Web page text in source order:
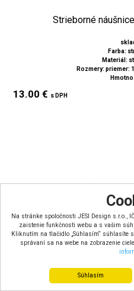
Na stránke spoločnosti JESI Design s.r.o.,
zaistenie funkčnosti webu a s vašim
Kliknutím na tlačidlo „Súhlasím“ súhlasíte
správaní sa na webe na zobrazenie
Súhlasím
Strieborné
Farba:
Materiál:
Rozmery: priemer:
13.00 € s DPH